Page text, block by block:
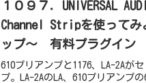
１０９７．UNIVERSAL
Channel Stripを使って
ップ～ 有料プラグイン
610プリアンプと1176、LA-2Aが
プ。LA-2AのLA、610プリアンプ